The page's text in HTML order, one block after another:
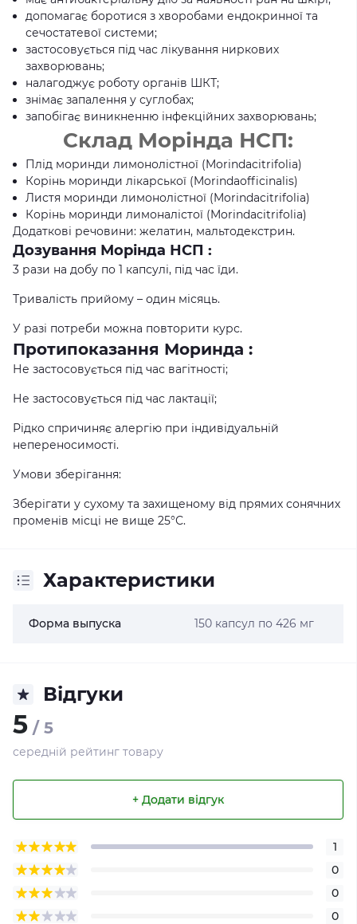
допомагає боротися з хворобами ендокринної та
сечостатевої системи;
застосовується під час лікування ниркових
захворювань;
налагоджує роботу органів ШКТ;
знімає запалення у суглобах;
запобігає виникненню інфекційних захворювань;
Склад Морінда НСП:
Плід моринди лимонолістної (Morindacitrifolia)
Корінь моринди лікарської (Morindaofficinalis)
Листя моринди лимонолістної (Morindacitrifolia)
Корінь моринди лимоналістої (Morindacitrifolia)
Додаткові речовини: желатин, мальтодекстрин.
Дозування Морінда НСП :
3 рази на добу по 1 капсулі, під час їди.
Тривалість прийому – один місяць.
У разі потреби можна повторити курс.
Протипоказання Моринда :
Не застосовується під час вагітності;
Не застосовується під час лактації;
Рідко спричиняє алергію при індивідуальній
непереносимості.
Умови зберігання:
Зберігати у сухому та захищеному від прямих сонячних
променів місці не вище 25°С.
Характеристики
Форма выпуска 150 капсул по 426 мг
Відгуки
5 / 5
середній рейтинг товару
+ Додати відгук
1
0
0
0